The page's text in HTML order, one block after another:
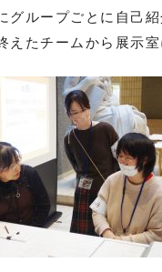
グループごとに自己紹
えたチームから展示室